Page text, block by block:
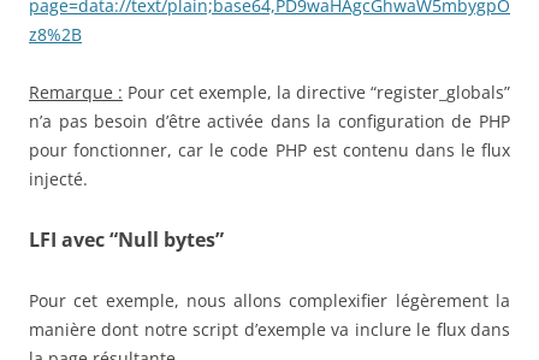
page=data://text/plain;base64,PD9waHAgcGhwaW5mbygpO
z8%2B
Remarque : Pour cet exemple, la directive “register_globals”
n’a pas besoin d’être activée dans la configuration de PHP
pour fonctionner, car le code PHP est contenu dans le flux
injecté.
LFI avec “Null bytes”
Pour cet exemple, nous allons complexifier légèrement la
manière dont notre script d’exemple va inclure le flux dans